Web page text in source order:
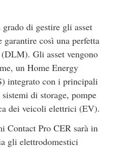
di gestire gli asset
così una perfetta
Gli asset vengono
un Home Energy
integrato con i principali
di storage, pompe
dei veicoli elettrici (EV).
Contact Pro CER sarà in
gli elettrodomestici